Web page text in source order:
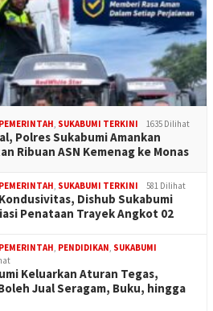
PEMERINTAH SUKABUMI TERKINI 1635 Dilihat
Polres Sukabumi Amankan
Ribuan ASN Kemenag ke Monas
PEMERINTAH SUKABUMI TERKINI 581 Dilihat
Dishub Sukabumi
Penataan Trayek Angkot 02
PEMERINTAH PENDIDIKAN SUKABUMI
Keluarkan Aturan Tegas,
Jual Seragam, Buku, hingga